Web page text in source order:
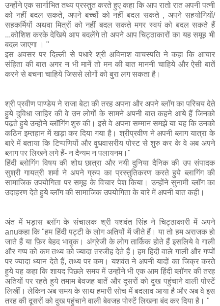
उन्होंने एक सार्गाभित तथ्य प्रस्तुत करते हुए कहा कि आप रातो रात अपनी पत्नी
को नहीं बदल सकते, अपने बच्चों को नहीं बदल सकते , अपने सहयोगियों/
सहकर्मियों अथवा मित्रों को नहीं बदल सकते मगर स्वयं को बदल सकते हैं
...कोशिश करके देखिये आप बदलेंगे तो अपने आप चिट्ठाकारों का यह समूह भी
बदल जाएगा । "
इस अवसर पर दिल्ली से पधारे श्री अविनाश वाचस्पति ने कहा कि आचार
संहिता की बात अगर न भी मानें तो मन की बात माननी चाहिये और ऐसी बातें
करने से बचना चाहिये जिससे लोगों को बुरा लग सकता है।
श्री प्रवीण पाण्डेय ने राजा बेटा की तरह अपना और अपने ब्लॉग का परिचय देते
हुये दुविधा जाहिर की वे उन लोगों के सामने अपनी बात कहने आये हैं जिनको
पढ़ते हुये उन्होंने ब्लॉगिंग शुरु की। इसे वे अपना सम्मान समझे या यह कि उनको
कठिन इम्तहान में खड़ा कर दिया गया है। श्रीप्रवीण ने अपनी ब्लाग यात्रा के
बारे में बताया कि टिप्पणियों और वुधवासरीय पोस्ट से शुरु कर के वे अब अपने
ब्लाग पर लिखने लगे हैं- न दैन्यम न पलायनम।"
हिंदी ब्लोगिंग विषय की शोध छात्रा और नयी दुनिया दैनिक की उप संपादक
सुश्री गायत्री शर्मा ने अपने ग्रुप का प्रस्तुतिकरण करते हुये ब्लागिंग की
सामाजिक उपयोगिता पर समूह के विचार पेश किया। उन्होंने सुनामी ब्लॉग का
उदाहरण देते हुये ब्लॉग की सामाजिक उपयोगिता के बारे में अपनी बात कही।
अंत में भड़ास ब्लॉग के संचालक श्री यशवंत सिंह ने चिट्ठाकारी में अपने
anuकहा कि "हम हिंदी पट्टी के लोग अतियों में जीते हैं। या तो हम अराजक हो
जाते हैं या फ़िर बेहद भावुक। अंग्रेजी के लोग तार्किक होते हैं इसलिये वे गाली
और गप्प को कम तथ्य को ज्यादा तरजीह देते हैं। हम हिंदी वाले गाली और गप्पों
पर ज्यादा ध्यान देते हैं, तथ्य पर कम। यशवंत ने अपनी यादों का जिक्र करते
हुये यह कहा कि शायद पिछले समय में उन्होंने भी एक आम हिंदी ब्लॉगर की तरह
अतियों पर रहते हुये तमाम बेवजह बातें और दूसरों को दुख पहुंचाने वाली पोस्टें
लिखीं। लेकिन अब समय के साथ हमारी सोच में बदलाव आया है और अब वे इस
तरह की दूसरों को दुख पहुंचाने वाली बेवजह पोस्टें लिखना बंद कर दिया है। "